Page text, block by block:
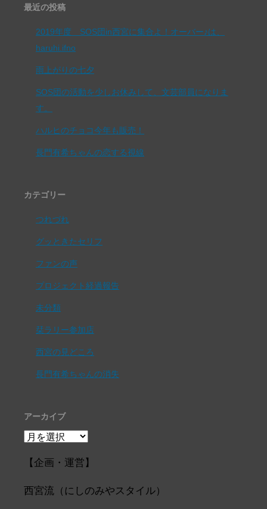
最近の投稿
2019年度 SOS団in西宮に集合よ！オーバー♪は、
haruhi.ifno
雨上がりの七夕
SOS団の活動を少しお休みして、文芸部員になりま
す。
ハルヒのチョコ今年も販売！
長門有希ちゃんの恋する視線
カテゴリー
つれづれ
グッときたセリフ
ファンの声
プロジェクト経過報告
未分類
栞ラリー参加店
西宮の見どころ
長門有希ちゃんの消失
アーカイブ
ア
カ
ブ
【企画・運営】
西宮流（にしのみやスタイル）